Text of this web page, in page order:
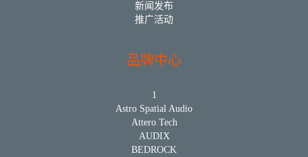
新闻发布
推广活动
品牌中心
1
Astro Spatial Audio
Attero Tech
AUDIX
BEDROCK